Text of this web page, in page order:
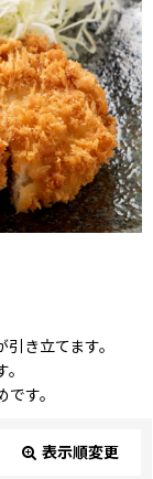
き立てます。
す。
表示順変更